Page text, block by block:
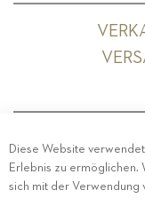
PRIVACY-
Diese Website
Erlebnis zu ermöglichen.
sich mit der Verwendung